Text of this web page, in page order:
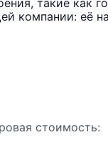
такие как
компании: её
стоимость: